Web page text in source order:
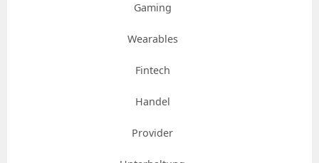
Gaming
Wearables
Fintech
Handel
Provider